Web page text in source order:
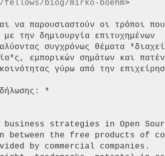
fellows/biog/mirko-boehm>
να παρουσιαστούν οι τρόποι
την δημιουργία επιτυχημένων
συγχρόνως θέματα
εμπορικών σημάτων και
γύρω από την
*